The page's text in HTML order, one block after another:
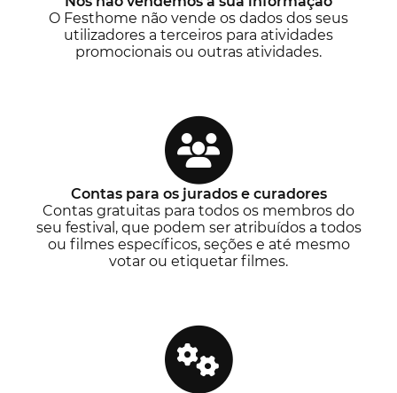
O Festhome não vende os dados dos seus
utilizadores a terceiros para atividades
promocionais ou outras atividades.
Contas para os jurados e curadores
Contas gratuitas para todos os membros do
seu festival, que podem ser atribuídos a todos
ou filmes específicos, seções e até mesmo
votar ou etiquetar filmes.